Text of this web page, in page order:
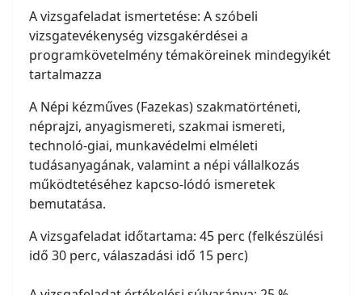
A vizsgafeladat ismertetése: A szóbeli
vizsgatevékenység vizsgakérdései a
programkövetelmény témaköreinek mindegyikét
tartalmazza
A Népi kézműves (Fazekas) szakmatörténeti,
néprajzi, anyagismereti, szakmai ismereti,
technoló-giai, munkavédelmi elméleti
tudásanyagának, valamint a népi vállalkozás
működtetéséhez kapcso-lódó ismeretek
bemutatása.
A vizsgafeladat időtartama: 45 perc (felkészülési
idő 30 perc, válaszadási idő 15 perc)